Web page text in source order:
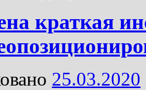
краткая
25.03.2020